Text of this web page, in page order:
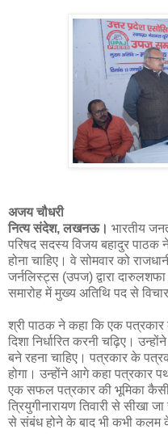
अजय चौधरी
नित्य संदेश, लखनऊ। भारतीय
परिषद सदस्य विजय बहादुर पाठक
होना चाहिए। वे सोमवार को
जर्नलिस्ट्स (उपज) द्वारा
समारोह में मुख्य अतिथि पद से
श्री पाठक ने कहा कि एक पत्रकार
दिशा निर्धारित करनी चढ़िए।
बने रहना चाहिए। पत्रकार के
होगा। उन्होंने आगे कहा पत्रकार
एक सफल पत्रकार की भूमिका कैसी
त्रियुगीनारायण तिवारी से सीखा
से संबंध होने के बाद भी कभी कलम